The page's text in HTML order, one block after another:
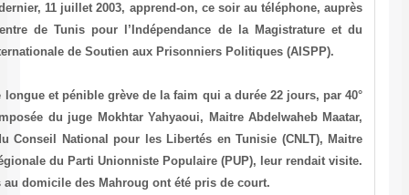
ont suspendu leur grève de la faim vendredi dernier, 11 juillet 2003,
du juge Mokhtar Yahyaoui, président du Centre de Tunis pour
Barreau (CIJ-T) et dirigent de l’Association Internationale de Soutien
Les familles ont pris cette décision après une longue et pénible
C, et ce le jour meme où une délégation composée du juge
Maitre Mohamed Néjib Hosni, porte parole du Conseil National
Mohsen Rabiaa et le président de la section régionale du Parti
Les agents de l’ordre qui interdisaient l’accès au domicile des